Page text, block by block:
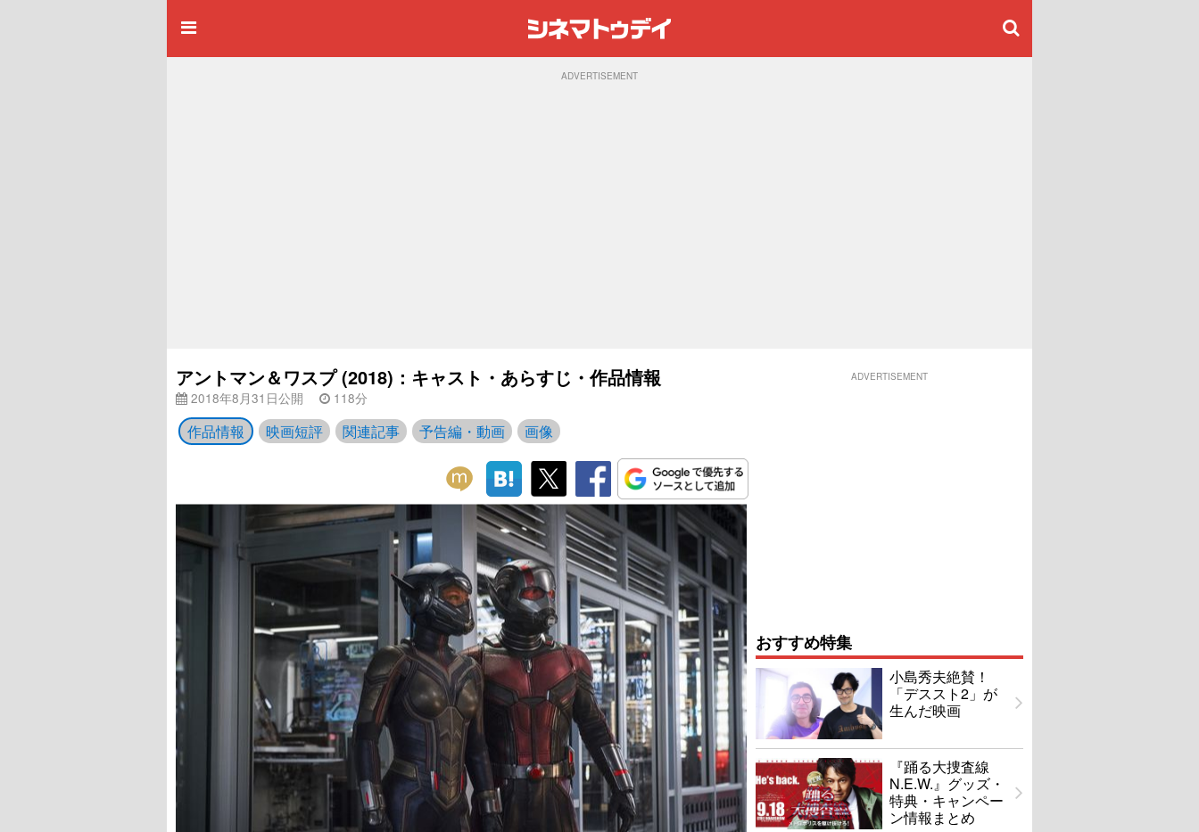
ADVERTISEMENT
アントマン＆ワスプ (2018)：キャスト・あらすじ・作品情報
2018年8月31日公開 118分
作品情報 映画短評 関連記事 予告編・動画 画像
ADVERTISEMENT
おすすめ特集
小島秀夫絶賛！
「デススト2」が
生んだ映画
『踊る大捜査線
N.E.W.』グッズ・
特典・キャンペー
ン情報まとめ